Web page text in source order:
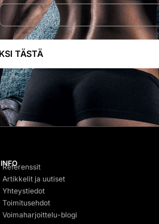
INFO
Referenssit
Artikkelit ja uutiset
Yhteystiedot
Toimitusehdot
Voimaharjoittelu-blogi